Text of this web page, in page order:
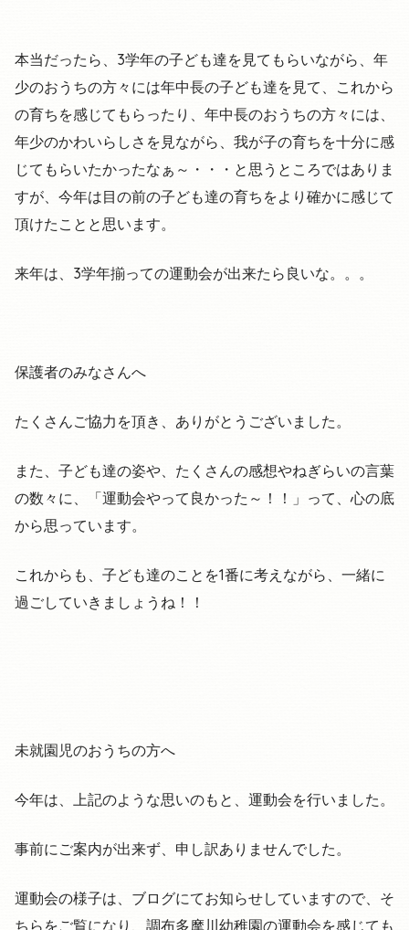
本当だったら、3学年の子ども達を見てもらいながら、年
少のおうちの方々には年中長の子ども達を見て、これから
の育ちを感じてもらったり、年中長のおうちの方々には、
年少のかわいらしさを見ながら、我が子の育ちを十分に感
じてもらいたかったなぁ～・・・と思うところではありま
すが、今年は目の前の子ども達の育ちをより確かに感じて
頂けたことと思います。
来年は、3学年揃っての運動会が出来たら良いな。。。
保護者のみなさんへ
たくさんご協力を頂き、ありがとうございました。
また、子ども達の姿や、たくさんの感想やねぎらいの言葉
の数々に、「運動会やって良かった～！！」って、心の底
から思っています。
これからも、子ども達のことを1番に考えながら、一緒に
過ごしていきましょうね！！
未就園児のおうちの方へ
今年は、上記のような思いのもと、運動会を行いました。
事前にご案内が出来ず、申し訳ありませんでした。
運動会の様子は、ブログにてお知らせしていますので、そ
ちらをご覧になり、調布多摩川幼稚園の運動会を感じても